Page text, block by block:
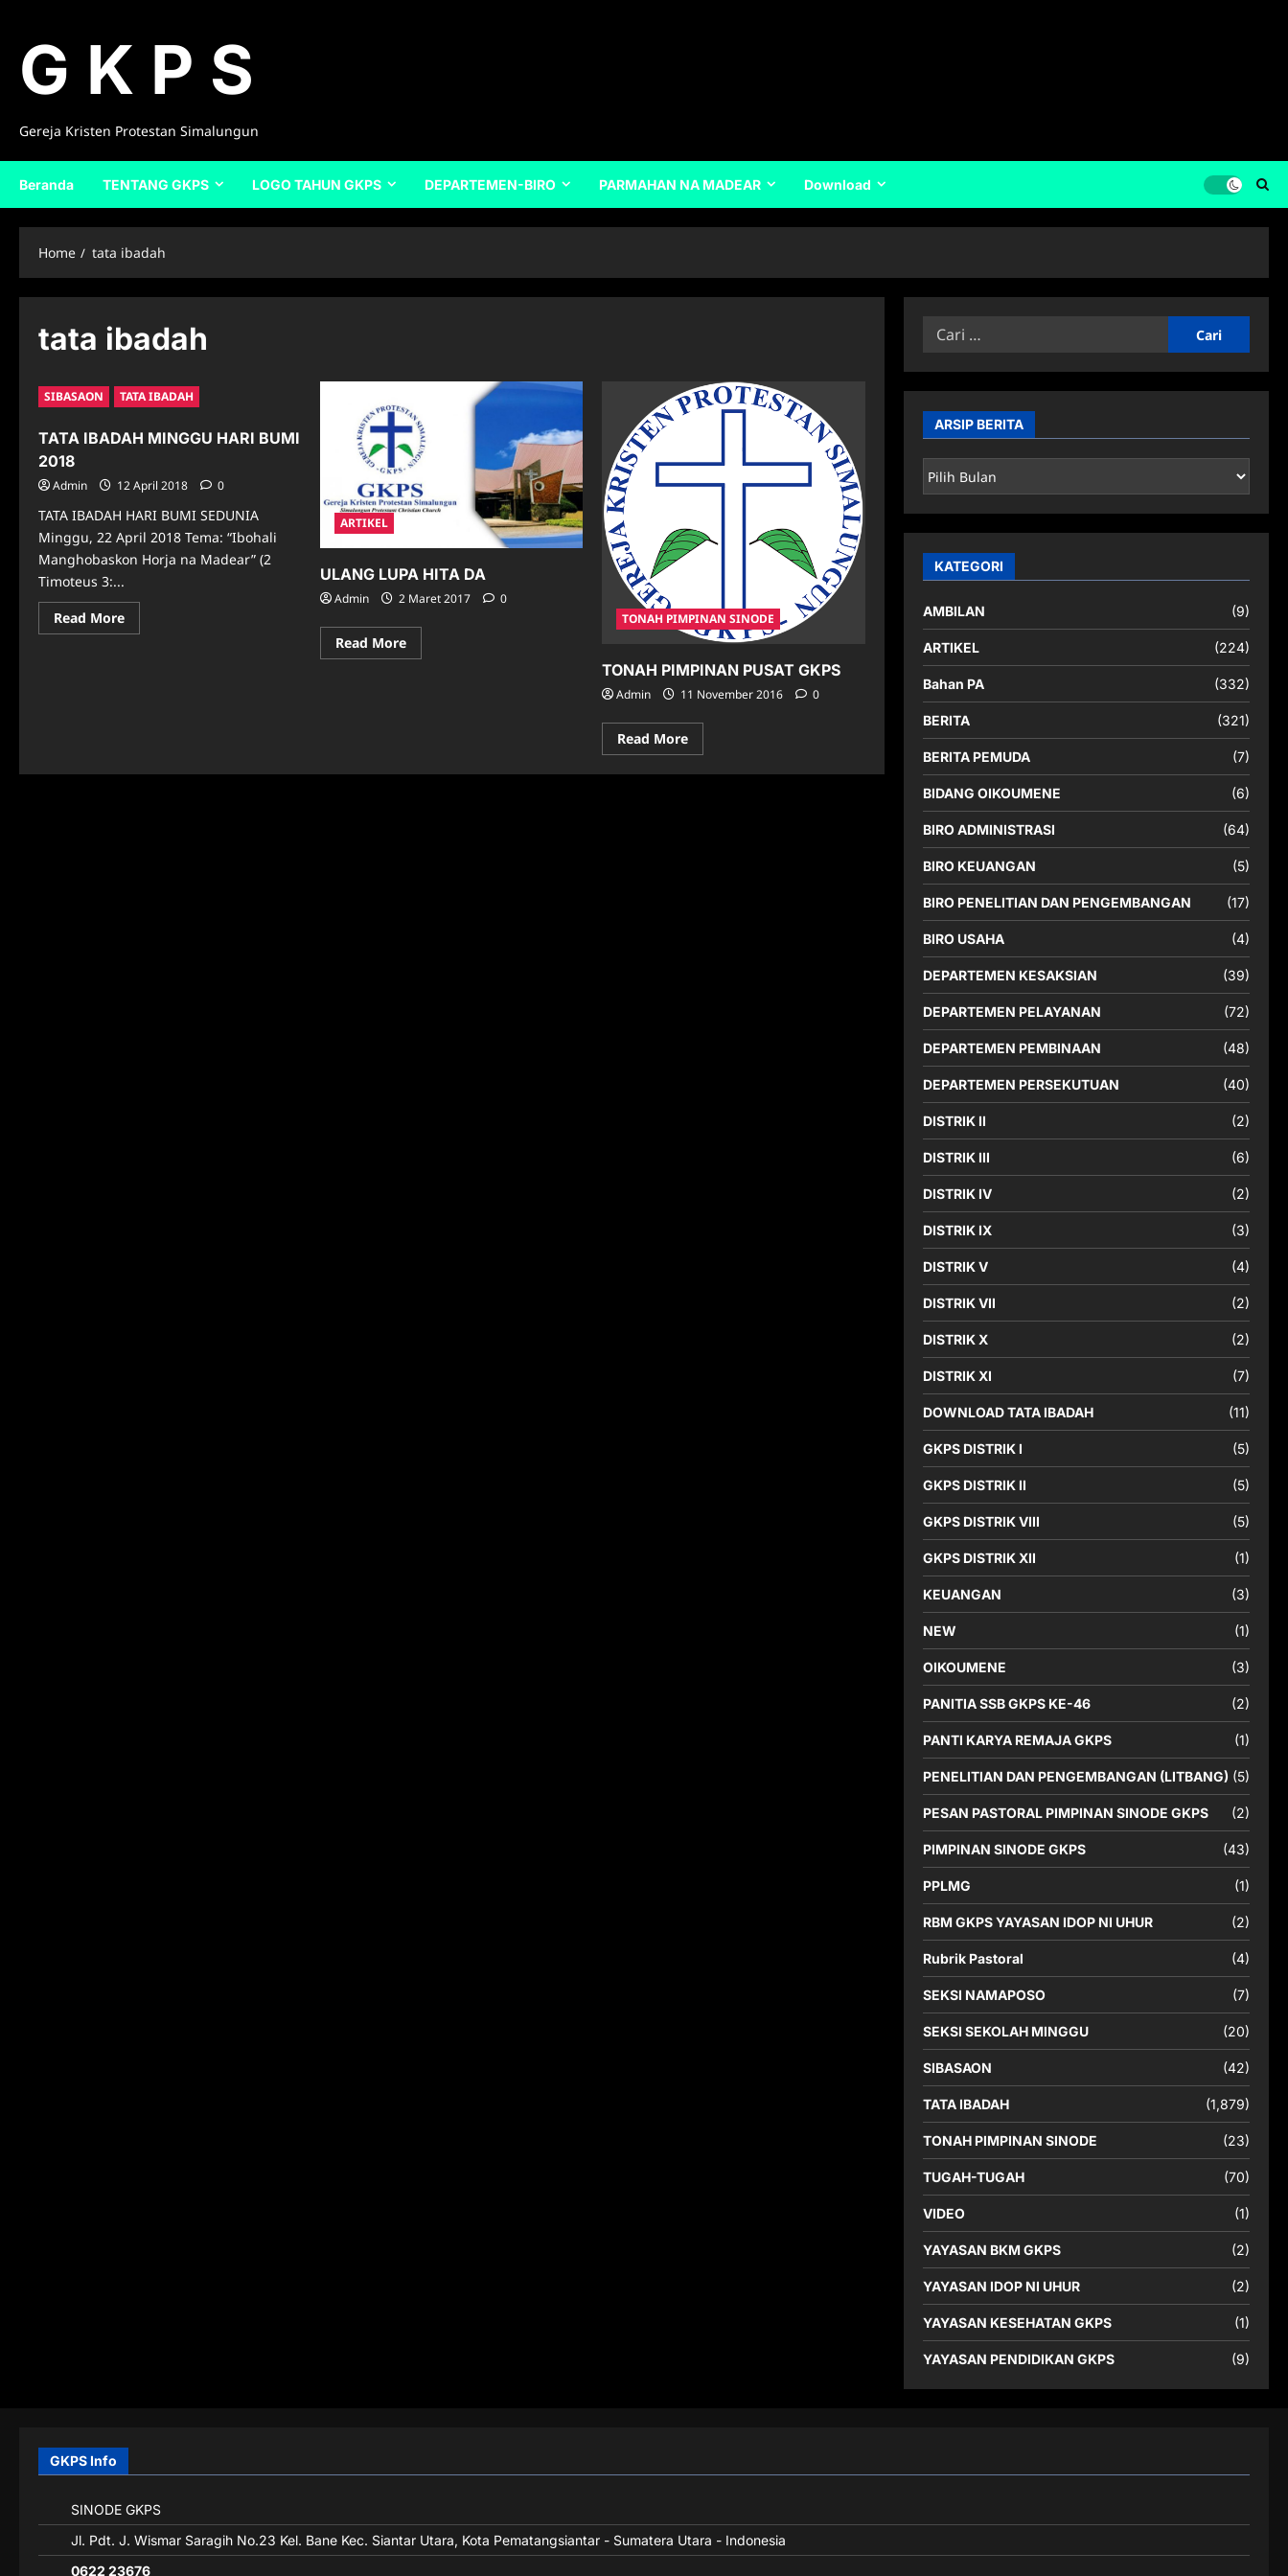
contentG K P S
Gereja Kristen Protestan Simalungun
Beranda TENTANG GKPS LOGO TAHUN GKPS DEPARTEMEN-BIRO PARMAHAN NA MADEAR Download
Home tata ibadah
tata ibadah
SIBASAON TATA IBADAH
TATA IBADAH MINGGU HARI BUMI
2018
Admin 12 April 2018 0
TATA IBADAH HARI BUMI SEDUNIA
Minggu, 22 April 2018 Tema: “Ibohali
Manghobaskon Horja na Madear” (2
Timoteus 3:...
Read MoreRead
more
ARTIKEL
ULANG LUPA HITA DA
Admin 2 Maret 2017 0
Read MoreRead
more
TONAH PIMPINAN SINODE
TONAH PIMPINAN PUSAT GKPS
Admin 11 November 2016 0
Read MoreRead
more
TONAH
Cari
ARSIP BERITA
ARSIP
BERITA
KATEGORI
AMBILAN (9)
ARTIKEL (224)
Bahan PA (332)
BERITA (321)
BERITA PEMUDA (7)
BIDANG OIKOUMENE (6)
BIRO ADMINISTRASI (64)
BIRO KEUANGAN (5)
BIRO PENELITIAN DAN PENGEMBANGAN (17)
BIRO USAHA (4)
DEPARTEMEN KESAKSIAN (39)
DEPARTEMEN PELAYANAN (72)
DEPARTEMEN PEMBINAAN (48)
DEPARTEMEN PERSEKUTUAN (40)
DISTRIK II (2)
DISTRIK III (6)
DISTRIK IV (2)
DISTRIK IX (3)
DISTRIK V (4)
DISTRIK VII (2)
DISTRIK X (2)
DISTRIK XI (7)
DOWNLOAD TATA IBADAH (11)
GKPS DISTRIK I (5)
GKPS DISTRIK II (5)
GKPS DISTRIK VIII (5)
GKPS DISTRIK XII (1)
KEUANGAN (3)
NEW (1)
OIKOUMENE (3)
PANITIA SSB GKPS KE-46 (2)
PANTI KARYA REMAJA GKPS (1)
PENELITIAN DAN PENGEMBANGAN (LITBANG) (5)
PESAN PASTORAL PIMPINAN SINODE GKPS (2)
PIMPINAN SINODE GKPS (43)
PPLMG (1)
RBM GKPS YAYASAN IDOP NI UHUR (2)
Rubrik Pastoral (4)
SEKSI NAMAPOSO (7)
SEKSI SEKOLAH MINGGU (20)
SIBASAON (42)
TATA IBADAH (1,879)
TONAH PIMPINAN SINODE (23)
TUGAH-TUGAH (70)
VIDEO (1)
YAYASAN BKM GKPS (2)
YAYASAN IDOP NI UHUR (2)
YAYASAN KESEHATAN GKPS (1)
YAYASAN PENDIDIKAN GKPS (9)
GKPS Info
SINODE GKPS
Jl. Pdt. J. Wismar Saragih No.23 Kel. Bane Kec. Siantar Utara, Kota Pematangsiantar - Sumatera Utara - Indonesia
0622 23676